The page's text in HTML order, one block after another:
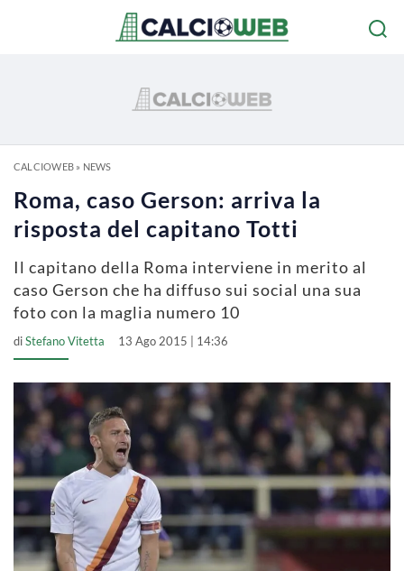
CALCIOWEB» NEWS
Roma, caso Gerson: arriva la
risposta del capitano Totti
Il capitano della Roma interviene in merito al
caso Gerson che ha diffuso sui social una sua
foto con la maglia numero 10
diStefano Vitetta 13 Ago 2015 | 14:36